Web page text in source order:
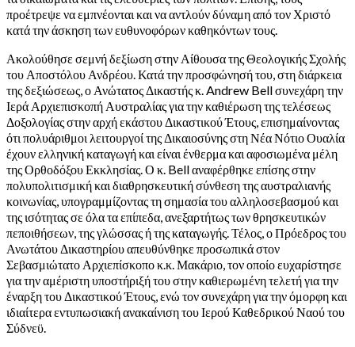
προέτρεψε να εμπνέονται και να αντλούν δύναμη από τον Χριστό
κατά την άσκηση των ευθυνοφόρων καθηκόντων τους.
Ακολούθησε σεμνή δεξίωση στην Αίθουσα της Θεολογικής Σχολής
του Αποστόλου Ανδρέου. Κατά την προσφώνησή του, στη διάρκεια
της δεξιώσεως, ο Ανώτατος Δικαστής κ. Andrew Bell συνεχάρη την
Ιερά Αρχιεπισκοπή Αυστραλίας για την καθιέρωση της τελέσεως
Δοξολογίας στην αρχή εκάστου Δικαστικού Έτους, επισημαίνοντας
ότι πολυάριθμοι λειτουργοί της Δικαιοσύνης στη Νέα Νότιο Ουαλία
έχουν ελληνική καταγωγή και είναι ένθερμα και αφοσιωμένα μέλη
της Ορθοδόξου Εκκλησίας. Ο κ. Bell αναφέρθηκε επίσης στην
πολυπολιτισμική και διαθρησκευτική σύνθεση της αυστραλιανής
κοινωνίας, υπογραμμίζοντας τη σημασία του αλληλοσεβασμού και
της ισότητας σε όλα τα επίπεδα, ανεξαρτήτως των θρησκευτικών
πεποιθήσεων, της γλώσσας ή της καταγωγής. Τέλος, ο Πρόεδρος του
Ανωτάτου Δικαστηρίου απευθύνθηκε προσωπικά στον
Σεβασμιώτατο Αρχιεπίσκοπο κ.κ. Μακάριο, τον οποίο ευχαρίστησε
για την αμέριστη υποστήριξή του στην καθιερωμένη τελετή για την
έναρξη του Δικαστικού Έτους, ενώ τον συνεχάρη για την όμορφη και
ιδιαίτερα εντυπωσιακή ανακαίνιση του Ιερού Καθεδρικού Ναού του
Σύδνεϋ.